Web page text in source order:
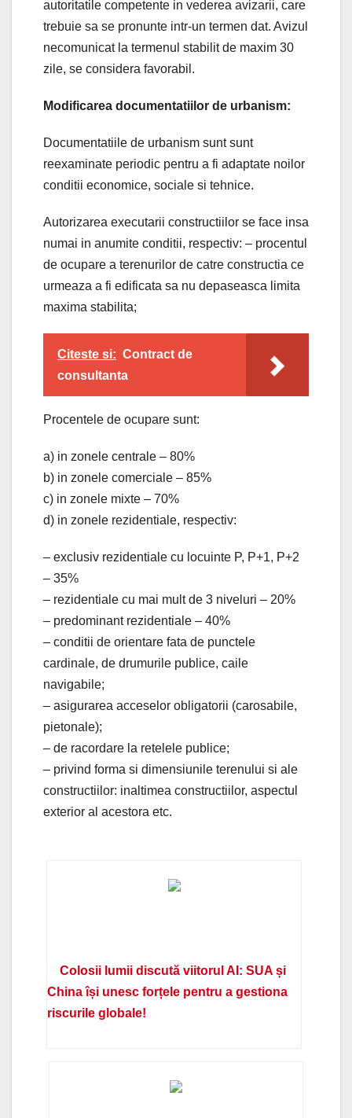
autoritatile competente in vederea avizarii, care
trebuie sa se pronunte intr-un termen dat. Avizul
necomunicat la termenul stabilit de maxim 30
zile, se considera favorabil.
Modificarea documentatiilor de urbanism:
Documentatiile de urbanism sunt sunt
reexaminate periodic pentru a fi adaptate noilor
conditii economice, sociale si tehnice.
Autorizarea executarii constructiilor se face insa
numai in anumite conditii, respectiv: – procentul
de ocupare a terenurilor de catre constructia ce
urmeaza a fi edificata sa nu depaseasca limita
maxima stabilita;
Citeste si: Contract de
consultanta
Procentele de ocupare sunt:
a) in zonele centrale – 80%
b) in zonele comerciale – 85%
c) in zonele mixte – 70%
d) in zonele rezidentiale, respectiv:
– exclusiv rezidentiale cu locuinte P, P+1, P+2
– 35%
– rezidentiale cu mai mult de 3 niveluri – 20%
– predominant rezidentiale – 40%
– conditii de orientare fata de punctele
cardinale, de drumurile publice, caile
navigabile;
– asigurarea acceselor obligatorii (carosabile,
pietonale);
– de racordare la retelele publice;
– privind forma si dimensiunile terenului si ale
constructiilor: inaltimea constructiilor, aspectul
exterior al acestora etc.
Colosii lumii discută viitorul AI: SUA și
China își unesc forțele pentru a gestiona
riscurile globale!